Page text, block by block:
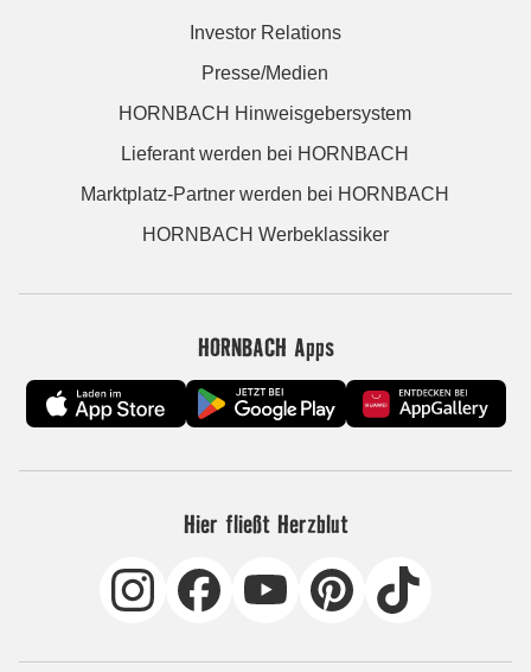
Investor Relations
Presse/Medien
HORNBACH Hinweisgebersystem
Lieferant werden bei HORNBACH
Marktplatz-Partner werden bei HORNBACH
HORNBACH Werbeklassiker
HORNBACH Apps
Hier fließt Herzblut